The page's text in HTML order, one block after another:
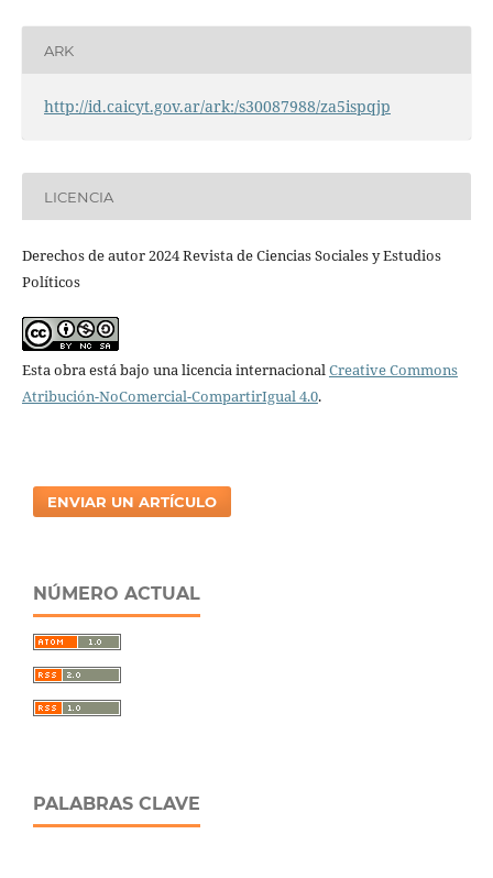
ARK
http://id.caicyt.gov.ar/ark:/s30087988/za5ispqjp
LICENCIA
Derechos de autor 2024 Revista de Ciencias Sociales y Estudios
Políticos
Esta obra está bajo una licencia internacionalCreative Commons
Atribución-NoComercial-CompartirIgual 4.0.
ENVIAR UN ARTÍCULO
NÚMERO ACTUAL
PALABRAS CLAVE